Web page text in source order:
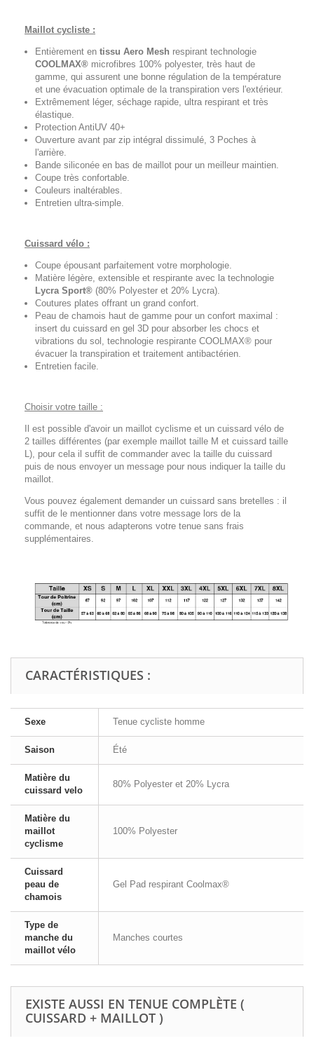
Maillot cycliste :
Entièrement en tissu Aero Mesh respirant technologie
COOLMAX® microfibres 100% polyester, très haut de
gamme, qui assurent une bonne régulation de la température
et une évacuation optimale de la transpiration vers l'extérieur.
Extrêmement léger, séchage rapide, ultra respirant et très
élastique.
Protection AntiUV 40+
Ouverture avant par zip intégral dissimulé, 3 Poches à
l'arrière.
Bande siliconée en bas de maillot pour un meilleur maintien.
Coupe très confortable.
Couleurs inaltérables.
Entretien ultra-simple.
Cuissard vélo :
Coupe épousant parfaitement votre morphologie.
Matière légère, extensible et respirante avec la technologie
Lycra Sport® (80% Polyester et 20% Lycra).
Coutures plates offrant un grand confort.
Peau de chamois haut de gamme pour un confort maximal :
insert du cuissard en gel 3D pour absorber les chocs et
vibrations du sol, technologie respirante COOLMAX® pour
évacuer la transpiration et traitement antibactérien.
Entretien facile.
Choisir votre taille :
Il est possible d'avoir un maillot cyclisme et un cuissard vélo de
2 tailles différentes (par exemple maillot taille M et cuissard taille
L), pour cela il suffit de commander avec la taille du cuissard
puis de nous envoyer un message pour nous indiquer la taille du
maillot.
Vous pouvez également demander un cuissard sans bretelles : il
suffit de le mentionner dans votre message lors de la
commande, et nous adapterons votre tenue sans frais
supplémentaires.
CARACTÉRISTIQUES :
Sexe Tenue cycliste homme
Saison Été
Matière du
cuissard velo
80% Polyester et 20% Lycra
Matière du
maillot
cyclisme
100% Polyester
Cuissard
peau de
chamois
Gel Pad respirant Coolmax®
Type de
manche du
maillot vélo
Manches courtes
EXISTE AUSSI EN TENUE COMPLÈTE (
CUISSARD + MAILLOT )